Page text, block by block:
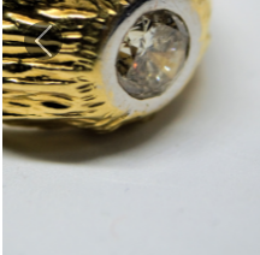
Previous